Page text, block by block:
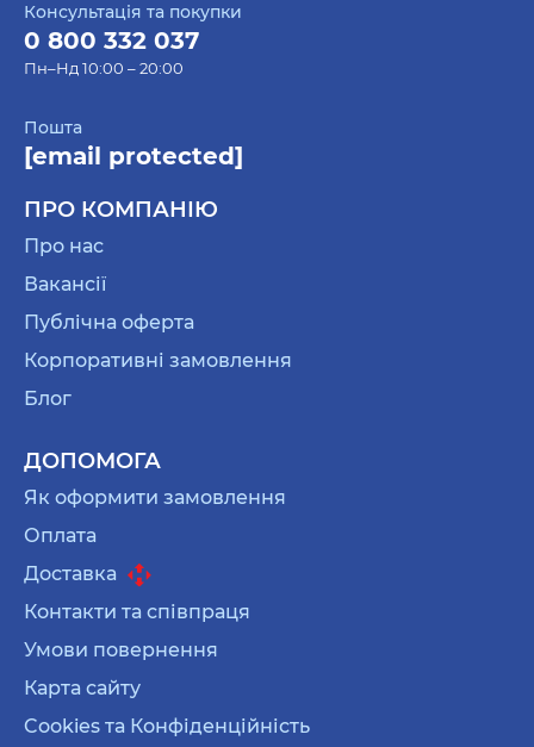
Консультація та покупки
0 800 332 037
Пн–Нд 10:00 – 20:00
Пошта
[email protected]
ПРО КОМПАНІЮ
Про нас
Вакансії
Публічна оферта
Корпоративні замовлення
Блог
ДОПОМОГА
Як оформити замовлення
Оплата
Доставка
Контакти та співпраця
Умови повернення
Карта сайту
Cookies та Конфіденційність